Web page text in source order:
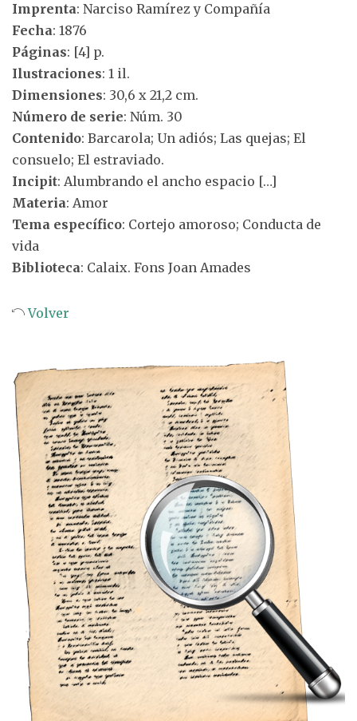
Imprenta: Narciso Ramírez y Compañía
Fecha: 1876
Páginas: [4] p.
Ilustraciones: 1 il.
Dimensiones: 30,6 x 21,2 cm.
Número de serie: Núm. 30
Contenido: Barcarola; Un adiós; Las quejas; El
consuelo; El estraviado.
Incipit: Alumbrando el ancho espacio […]
Materia: Amor
Tema específico: Cortejo amoroso; Conducta de
vida
Biblioteca: Calaix. Fons Joan Amades
Volver